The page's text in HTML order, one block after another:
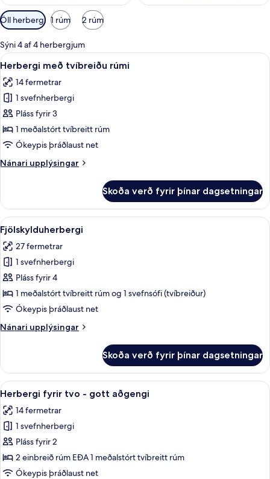
Síur
í
boði
fyrir
herbergi
Öll herbergi 1 rúm 2 rúm
Sýni 4 af 4 herbergjum
Skoða
allar
myndir
fyrir
Herbergi
með
tvíbreiðu
Herbergi með tvíbreiðu rúmi |
11
Herbergi með tvíbreiðu rúmi
14 fermetrar
1 svefnherbergi
Pláss fyrir 3
1 meðalstórt tvíbreitt rúm
Ókeypis þráðlaust net
Nánari upplýsingar
Nánari
með
tvíbreiðu
rúmi
Skoða verð fyrir þínar dagsetningar
Skoða
allar
myndir
fyrir
Fjölskylduherbergi
Fjölskylduherbergi | Myrkratjöld/-
10
Fjölskylduherbergi
27 fermetrar
1 svefnherbergi
Pláss fyrir 4
1 meðalstórt tvíbreitt rúm og 1 svefnsófi (tvíbreiður)
Ókeypis þráðlaust net
Nánari upplýsingar
Nánari
Skoða verð fyrir þínar dagsetningar
Skoða
allar
myndir
fyrir
Herbergi
fyrir
tvo
Herbergi fyrir tvo - gott aðgengi |
5
Herbergi fyrir tvo - gott aðgengi
14 fermetrar
1 svefnherbergi
Pláss fyrir 2
2 einbreið rúm EÐA 1 meðalstórt tvíbreitt rúm
Ókeypis þráðlaust net